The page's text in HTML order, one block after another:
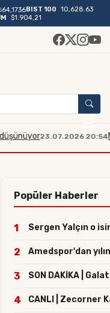
BIST 100
10,628.63
$1.904,21
23.07.2026 20:54
Popüler Haberler
1 Sergen Yalçın o
2 Amedspor'dan
3 SON DAKİKA |
4 CANLI | Zecorner